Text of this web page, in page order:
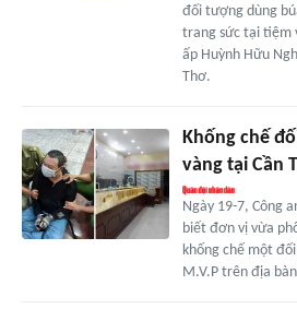
đối tượng dùng
trang sức tại tiệm
ấp Huỳnh Hữu
Thơ.
Khống chế
vàng tại Cần
Ngày 19-7, Công
biết đơn vị vừa
khống chế một
M.V.P trên địa